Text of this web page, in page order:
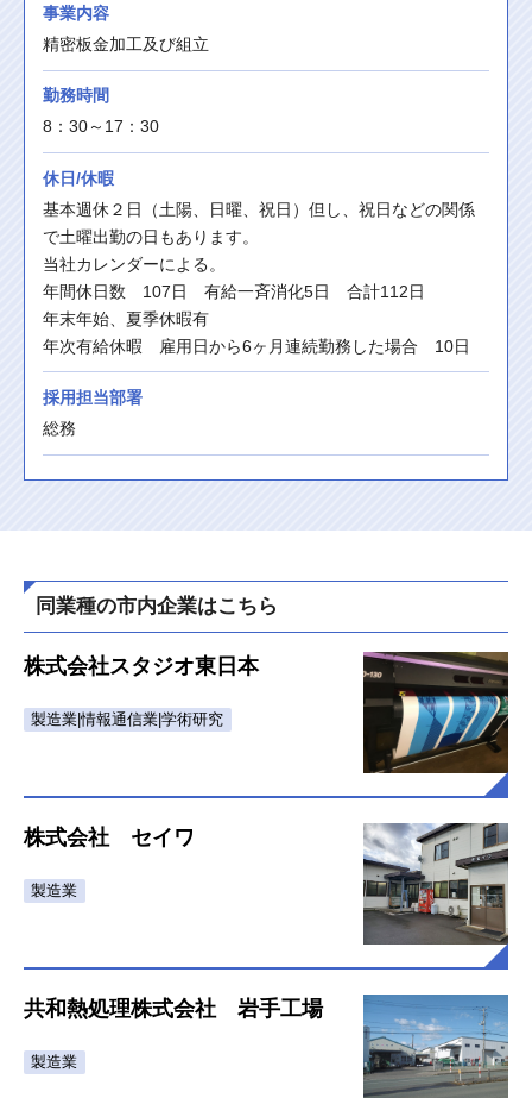
事業内容
精密板金加工及び組立
勤務時間
8：30～17：30
休日/休暇
基本週休２日（土陽、日曜、祝日）但し、祝日などの関係
で土曜出勤の日もあります。
当社カレンダーによる。
年間休日数　107日　有給一斉消化5日　合計112日
年末年始、夏季休暇有
年次有給休暇　雇用日から6ヶ月連続勤務した場合　10日
採用担当部署
総務
同業種の市内企業はこちら
株式会社スタジオ東日本
製造業|情報通信業|学術研究
株式会社 セイワ
製造業
共和熱処理株式会社 岩手工場
製造業